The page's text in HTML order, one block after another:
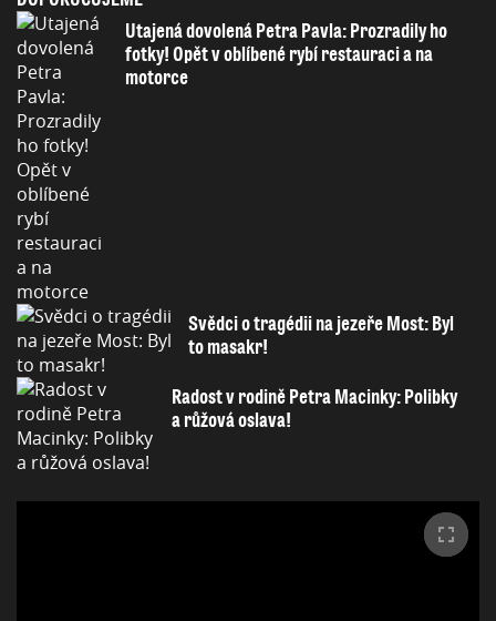
Utajená dovolená Petra Pavla: Prozradily ho
fotky! Opět v oblíbené rybí restauraci a na
motorce
Svědci o tragédii na jezeře Most: Byl
to masakr!
Radost v rodině Petra Macinky: Polibky
a růžová oslava!